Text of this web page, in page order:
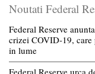
Noutati Federal
Federal Reserve
crizei COVID-19, care
in lume
Federal Reserve urca